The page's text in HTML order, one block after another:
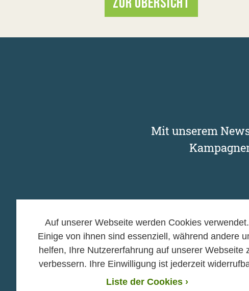
Auf unserer Webseite werden Cookies verwendet.
Einige von ihnen sind essenziell, während andere
helfen, Ihre Nutzererfahrung auf unserer Webseite
verbessern. Ihre Einwilligung ist jederzeit
Liste der Cookies ›
Mit unserem
Kampagnen
› Gasbohrung in Bayern
unterschreiben!
Mitmachen
› Aktiv werden!